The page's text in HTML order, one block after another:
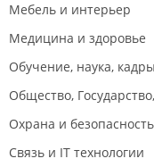
Мебель и интерьер
Медицина и здоровье
Обучение, наука, кадры
Общество,
Охрана и безопасность
Связь и IT технологии